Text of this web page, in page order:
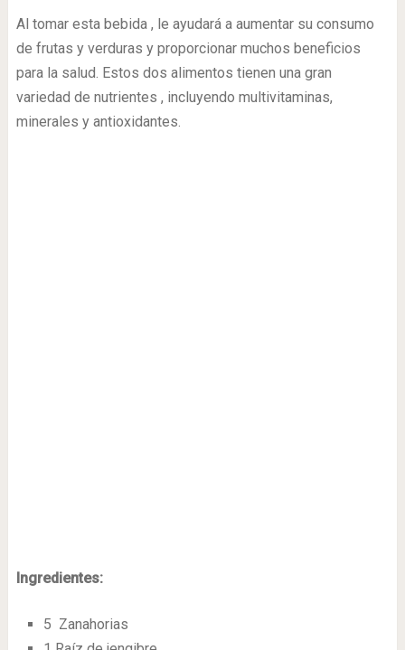
Al tomar esta bebida , le ayudará a aumentar su consumo
de frutas y verduras y proporcionar muchos beneficios
para la salud. Estos dos alimentos tienen una gran
variedad de nutrientes , incluyendo multivitaminas,
minerales y antioxidantes.
Ingredientes:
5 Zanahorias